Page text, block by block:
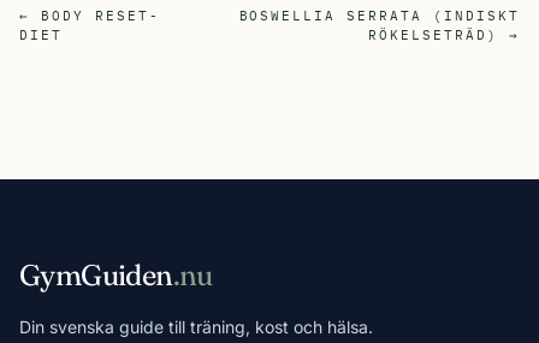
← BODY RESET-
DIET
BOSWELLIA SERRATA (INDISKT
RÖKELSETRÄD) →
GymGuiden.nu
Din svenska guide till träning, kost och hälsa.